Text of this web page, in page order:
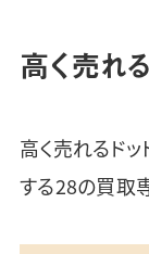
高く売れ
高く売れるド
する28の買取